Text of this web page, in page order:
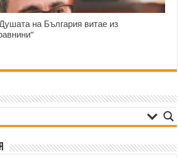
на България витае из